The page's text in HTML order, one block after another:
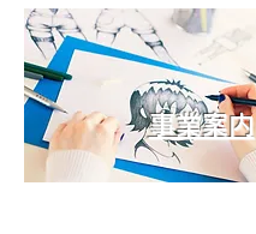
事業案内